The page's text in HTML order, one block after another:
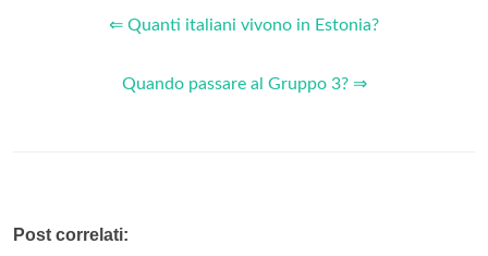
⇐ Quanti italiani vivono in Estonia?
Quando passare al Gruppo 3? ⇒
Post correlati: